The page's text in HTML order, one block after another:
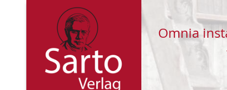
Omnia